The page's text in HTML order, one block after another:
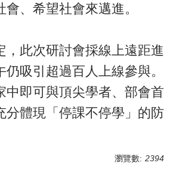
、希望社會來邁進。
，此次研討會採線上遠距進
吸引超過百人上線參與。
中即可與頂尖學者、部會首
分體現「停課不停學」的防
瀏覽數: 2394